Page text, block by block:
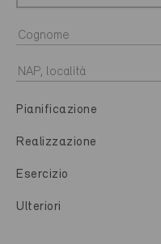
Pianificazione
Realizzazione
Esercizio
Ulteriori